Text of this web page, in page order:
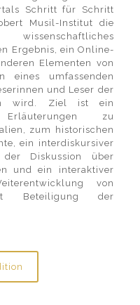
Schritt für Schritt
Musil-Institut die
Ergebnis, ein Online-
Elementen von
eines umfassenden
und Leser der
wird. Ziel ist ein
zu
zum historischen
ein interdiskursiver
Diskussion über
und ein interaktiver
von
Beteiligung der